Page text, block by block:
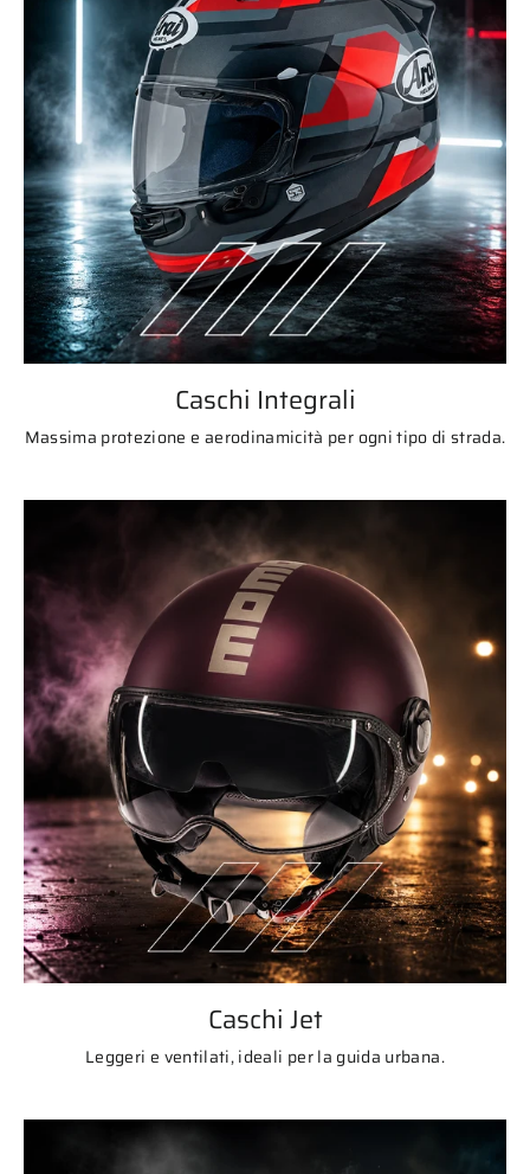
Caschi Integrali
Massima protezione e aerodinamicità per ogni tipo di strada.
Caschi Jet
Leggeri e ventilati, ideali per la guida urbana.